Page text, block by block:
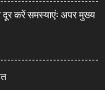
दूर करें समस्याएंः अपर मुख्य